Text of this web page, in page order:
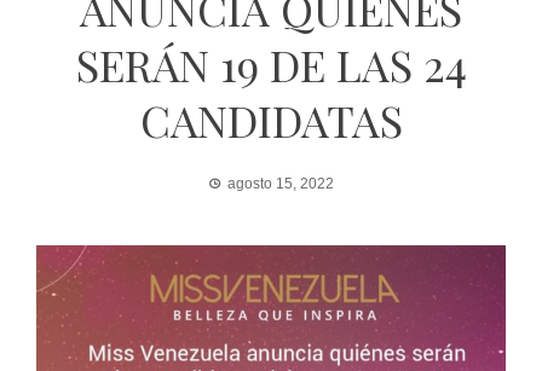
SERÁN 19 DE LAS 24
CANDIDATAS
agosto 15, 2022